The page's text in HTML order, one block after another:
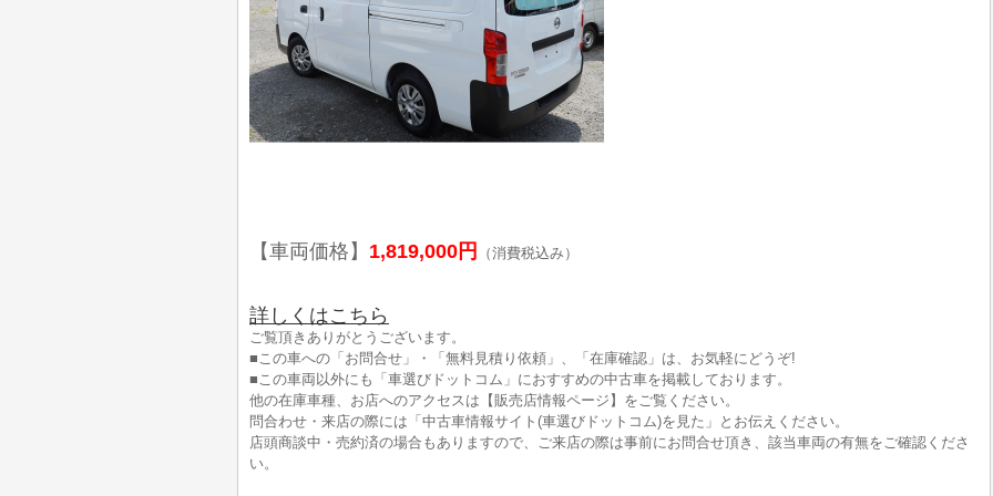
【車両価格】 1,819,000円 （消費税込み）
詳しくはこちら
ご覧頂きありがとうございます。
■この車への「お問合せ」・「無料見積り依頼」、「在庫確認」は、お気軽にどうぞ!
■この車両以外にも「車選びドットコム」におすすめの中古車を掲載しております。
他の在庫車種、お店へのアクセスは【販売店情報ページ】をご覧ください。
問合わせ・来店の際には「中古車情報サイト(車選びドットコム)を見た」とお伝えください。
店頭商談中・売約済の場合もありますので、ご来店の際は事前にお問合せ頂き、該当車両の有無をご確認くださ
い。